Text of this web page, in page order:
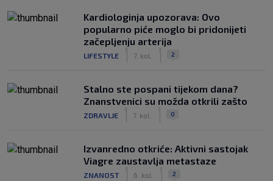
Kardiologinja upozorava: Ovo
popularno piće moglo bi pridonijeti
začepljenju arterija
LIFESTYLE 7. kol. 2
Stalno ste pospani tijekom dana?
Znanstvenici su možda otkrili zašto
ZDRAVLJE 7. kol. 0
Izvanredno otkriće: Aktivni sastojak
Viagre zaustavlja metastaze
ZNANOST 6. kol. 2